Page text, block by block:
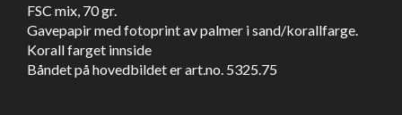
FSC mix, 70 gr.
Gavepapir med fotoprint av palmer i sand/korallfarge.
Korall farget innside
Båndet på hovedbildet er art.no. 5325.75